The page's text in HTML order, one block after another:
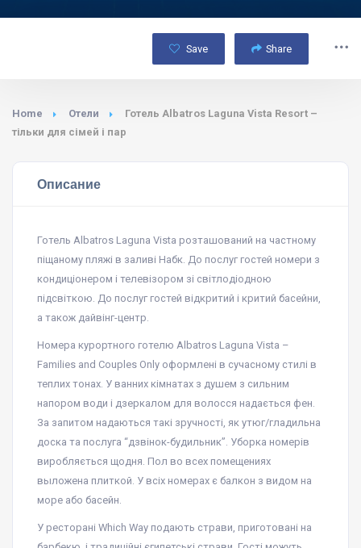
Save Share
Home Отели
Готель Albatros Laguna Vista Resort –
тільки для сімей і пар
Описание
Готель Albatros Laguna Vista розташований на частному
піщаному пляжі в заливі Набк. До послуг гостей номери з
кондиціонером і телевізором зі світлодіодною
підсвіткою. До послуг гостей відкритий і критий басейни,
а також дайвінг-центр.
Номера курортного готелю Albatros Laguna Vista –
Families and Couples Only оформлені в сучасному стилі в
теплих тонах. У ванних кімнатах з душем з сильним
напором води і дзеркалом для волосся надається фен.
За запитом надаються такі зручності, як утюг/гладильна
доска та послуга “дзвінок-будильник”. Уборка номерів
виробляється щодня. Пол во всех помещениях
выложена плиткой. У всіх номерах є балкон з видом на
море або басейн.
У ресторані Which Way подають страви, приготовані на